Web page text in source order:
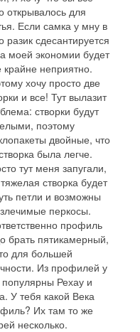
открывалось для
Если самка у мну в
разик сдесантируется
моей экономии будет
крайне неприятно.
хочу просто две
и все! Тут вылазит
створки будут
поэтому
двойные, что
была легче.
тут меня запугали,
створка будет
петли и возможны
перкосы.
профиль
брать пятикамерный,
для большей
Из профилей у
популярны Рехау и
У тебя какой Века
Их там то же
несколько.